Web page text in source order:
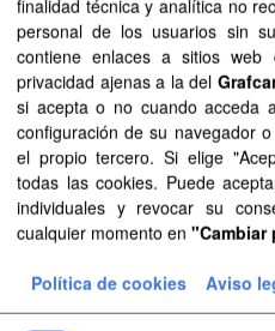
Grupos:
Sector público
Filtrar Resultados
Ortofoto 10 cm/píxel
Ortofoto de 10 cm/píxel
realizado el 30 de septiembre
de 2023.
TIFF
finalidad técnica y analítica no
personal de los usuarios sin
contiene enlaces a sitios
privacidad ajenas a la del
si acepta o no cuando acceda
configuración de su navegador
el propio tercero. Si elige
todas las cookies. Puede
individuales y revocar su
cualquier momento en "Cambiar
Política de cookies Aviso